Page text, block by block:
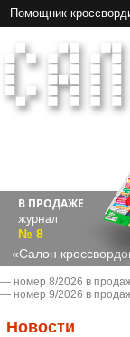
Помощник
В ПРОДАЖЕ
журнал
№ 8
«Салон
― номер 8/2026 в
― номер 9/2026 в
Новости